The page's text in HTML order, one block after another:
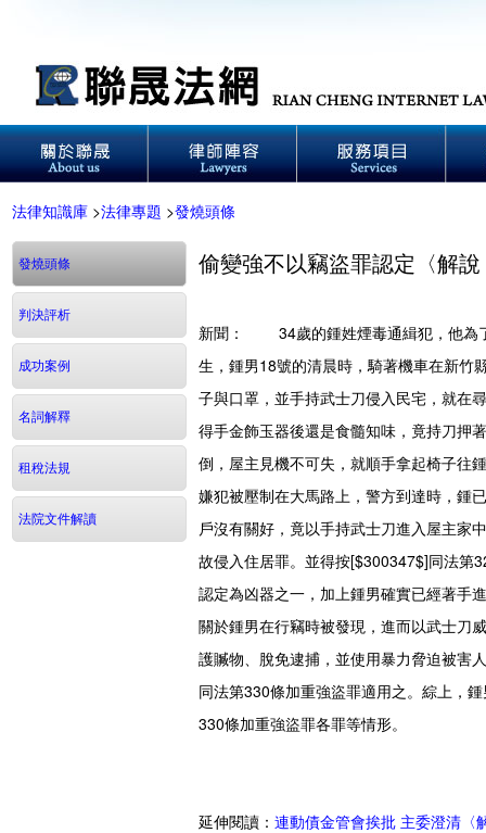
法律知識庫 >法律專題 >發燒頭條
發燒頭條
判決評析
成功案例
名詞解釋
租稅法規
法院文件解讀
偷變強不以竊盜罪認定〈解
新聞：
34歲的鍾姓煙毒通緝犯，他為了
生，鍾男18號的清晨時，騎著機車在新竹
子與口罩，並手持武士刀侵入民宅，就在
得手金飾玉器後還是食髓知味，竟持刀押
倒，屋主見機不可失，就順手拿起椅子往
嫌犯被壓制在大馬路上，警方到達時，鍾
戶沒有關好，竟以手持武士刀進入屋主家
故侵入住居罪。並得按[$300347$]同法第
認定為凶器之一，加上鍾男確實已經著手
關於鍾男在行竊時被發現，進而以武士刀
護贓物、脫免逮捕，並使用暴力脅迫被害
同法第330條加重強盜罪適用之。綜上，
330條加重強盜罪各罪等情形。
延伸閱讀： 連動債金管會挨批 主委澄清〈